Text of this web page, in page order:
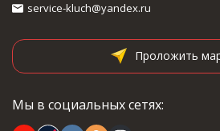
service-kluch@yandex.ru
Проложить
Мы в социальных сетях: